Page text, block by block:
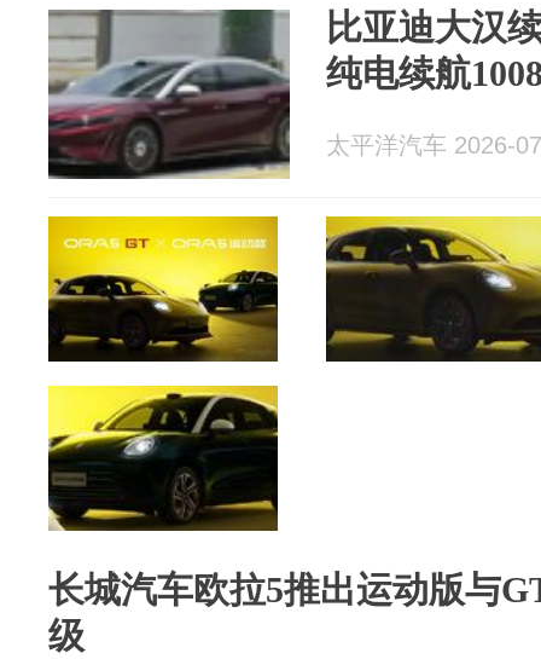
比亚迪大汉
纯电续航
太平洋汽车 2026-
长城汽车欧拉5推出运动版与
级